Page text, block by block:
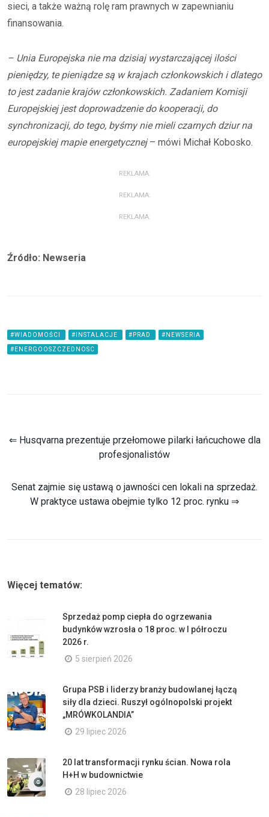
sieci, a także ważną rolę ram prawnych w zapewnianiu
finansowania.​​​
– Unia Europejska nie ma dzisiaj wystarczającej ilości
pieniędzy, te pieniądze są w krajach członkowskich i dlatego
to jest zadanie krajów członkowskich. Zadaniem Komisji
Europejskiej jest doprowadzenie do kooperacji, do
synchronizacji, do tego, byśmy nie mieli czarnych dziur na
europejskiej mapie energetycznej– mówi Michał Kobosko.
REKLAMA:
REKLAMA:
REKLAMA:
Źródło: Newseria
#WIADOMOŚCI #INSTALACJE #PRAD #NEWSERIA
#ENERGOOSZCZEDNOSC
⇐ Husqvarna prezentuje przełomowe pilarki łańcuchowe dla
profesjonalistów
Senat zajmie się ustawą o jawności cen lokali na sprzedaż.
W praktyce ustawa obejmie tylko 12 proc. rynku ⇒
Więcej tematów:
Sprzedaż pomp ciepła do ogrzewania
budynków wzrosła o 18 proc. w I półroczu
2026 r.
5 sierpień 2026
Grupa PSB i liderzy branży budowlanej łączą
siły dla dzieci. Ruszył ogólnopolski projekt
„MRÓWKOLANDIA”
29 lipiec 2026
20 lat transformacji rynku ścian. Nowa rola
H+H w budownictwie
28 lipiec 2026